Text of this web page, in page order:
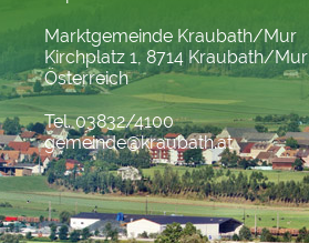
Marktgemeinde Kraubath/Mur
Kirchplatz 1, 8714 Kraubath/Mur
Österreich
Tel. 03832/4100
gemeinde@kraubath.at